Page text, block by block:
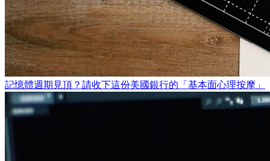
記憶體週期見頂？請收下這份美國銀行的「基本面心理按摩」